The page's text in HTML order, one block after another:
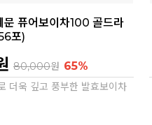
문 퓨어보이차100 골드라
포)
80,000원 65%
더욱 깊고 풍부한 발효보이차